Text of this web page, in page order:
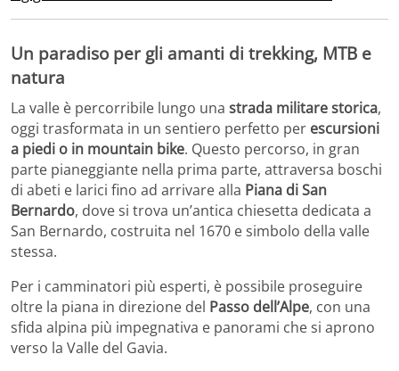
Un paradiso per gli amanti di trekking, MTB e
natura
La valle è percorribile lungo una strada militare storica,
oggi trasformata in un sentiero perfetto per escursioni
a piedi o in mountain bike. Questo percorso, in gran
parte pianeggiante nella prima parte, attraversa boschi
di abeti e larici fino ad arrivare alla Piana di San
Bernardo, dove si trova un’antica chiesetta dedicata a
San Bernardo, costruita nel 1670 e simbolo della valle
stessa.
Per i camminatori più esperti, è possibile proseguire
oltre la piana in direzione del Passo dell’Alpe, con una
sfida alpina più impegnativa e panorami che si aprono
verso la Valle del Gavia.